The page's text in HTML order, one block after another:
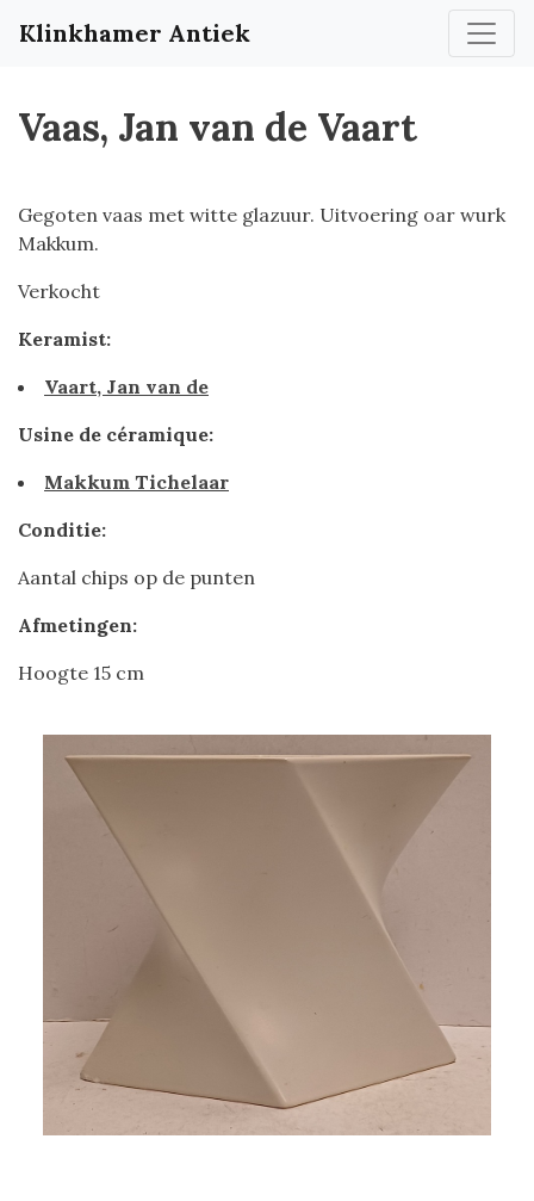
Klinkhamer Antiek
Vaas, Jan van de Vaart
Gegoten vaas met witte glazuur. Uitvoering oar wurk
Makkum.
Verkocht
Keramist:
Vaart, Jan van de
Usine de céramique:
Makkum Tichelaar
Conditie:
Aantal chips op de punten
Afmetingen:
Hoogte 15 cm